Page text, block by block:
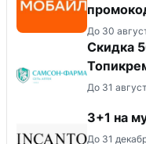
До 30
Скидка
До 31
3+1 на
До 31